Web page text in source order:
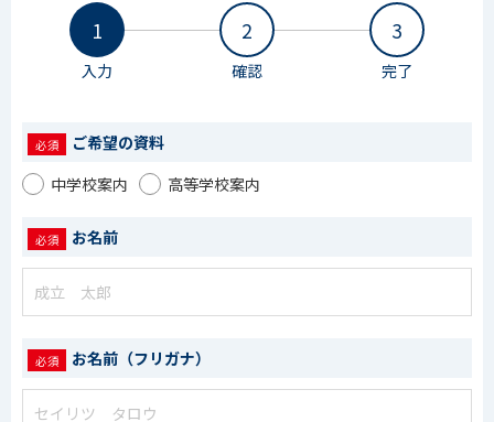
1
入力
2
確認
3
完了
ご希望の資料
中学校案内
高等学校案内
お名前
お名前（フリガナ）